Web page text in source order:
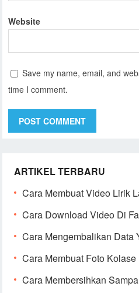
Website
Save my name, email, and
time I comment.
ARTIKEL TERBARU
Cara Membuat Video Lirik
Cara Download Video Di
Cara Mengembalikan Data
Cara Membuat Foto
Cara Membersihkan